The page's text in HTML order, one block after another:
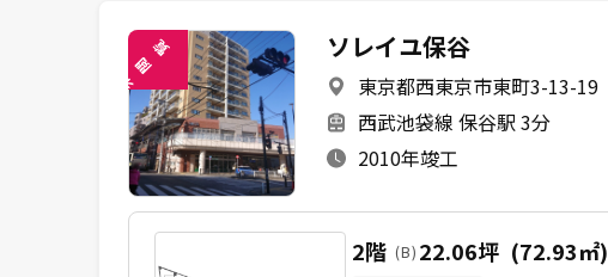
未
閲
覧 ソレイユ保谷
東京都西東京市東町3-13-19
西武池袋線 保谷駅 3分
2010年竣工
2階 (B) 22.06坪 (72.93㎡)